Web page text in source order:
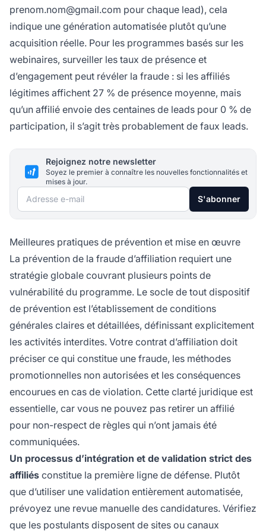
prenom.nom@gmail.com pour chaque lead), cela
indique une génération automatisée plutôt qu’une
acquisition réelle. Pour les programmes basés sur les
webinaires, surveiller les taux de présence et
d’engagement peut révéler la fraude : si les affiliés
légitimes affichent 27 % de présence moyenne, mais
qu’un affilié envoie des centaines de leads pour 0 % de
participation, il s’agit très probablement de faux leads.
Rejoignez notre newsletter
Soyez le premier à connaître les nouvelles fonctionnalités et
mises à jour.
Adresse e-mail S'abonner
Meilleures pratiques de prévention et mise en œuvre
La prévention de la fraude d’affiliation requiert une
stratégie globale couvrant plusieurs points de
vulnérabilité du programme. Le socle de tout dispositif
de prévention est l’établissement de conditions
générales claires et détaillées, définissant explicitement
les activités interdites. Votre contrat d’affiliation doit
préciser ce qui constitue une fraude, les méthodes
promotionnelles non autorisées et les conséquences
encourues en cas de violation. Cette clarté juridique est
essentielle, car vous ne pouvez pas retirer un affilié
pour non-respect de règles qui n’ont jamais été
communiquées.
Un processus d’intégration et de validation strict des
affiliés constitue la première ligne de défense. Plutôt
que d’utiliser une validation entièrement automatisée,
prévoyez une revue manuelle des candidatures. Vérifiez
que les postulants disposent de sites ou canaux